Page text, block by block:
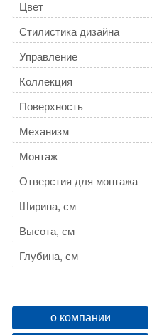
Цвет
Стилистика дизайна
Управление
Коллекция
Поверхность
Механизм
Монтаж
Отверстия для монтажа
Ширина, см
Высота, см
Глубина, см
Девиатор
Защита от обратного потока
о компании